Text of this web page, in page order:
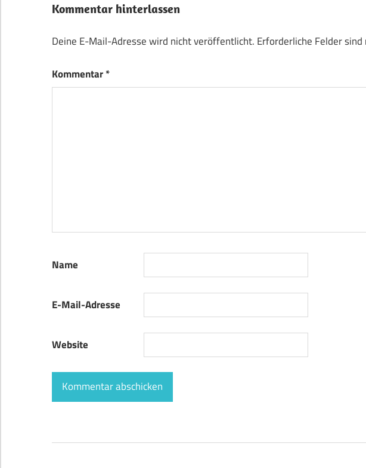
Kommentar hinterlassen
Deine E-Mail-Adresse wird nicht veröffentlicht. Erforderliche Felder
Kommentar*
Name
E-Mail-Adresse
Website